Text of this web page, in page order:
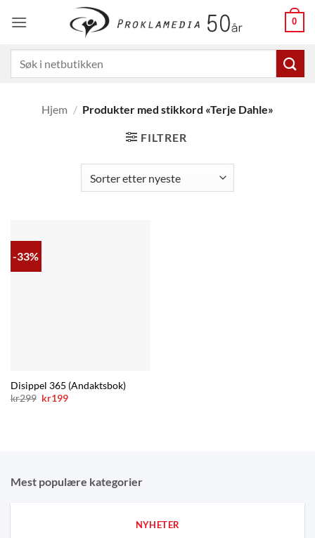
0
etter:
Hjem / Produkter med stikkord «Terje Dahle»
FILTRER
-33%
Disippel 365 (Andaktsbok)
kr299 Opprinnelig
kr199Nåværende
Mest populære kategorier
NYHETER